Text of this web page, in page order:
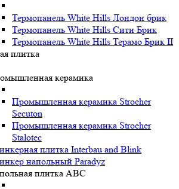
Термопанель White Hills Лондон брик
Термопанель White Hills Сити Брик
Термопанель White Hills Терамо Брик II
плитка
керамика
Промышленная керамика Stroeher
Secuton
Промышленная керамика Stroeher
Stalotec
плитка Interbau and Blink
напольный Paradyz
плитка ABC